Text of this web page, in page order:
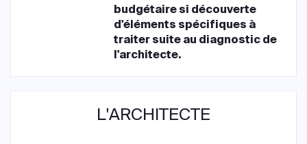
budgétaire si découverte
d'éléments spécifiques à
traiter suite au diagnostic de
l'architecte.
L'ARCHITECTE